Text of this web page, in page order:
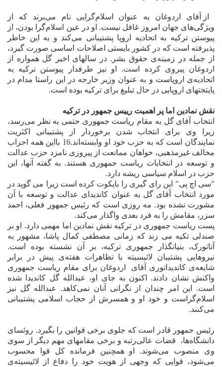
از آقای اردوغان به عنوان اسلام‌گرایی نام می‌برند که از
ویژگی‌های جهان امروز غافل نیست. او در عین اسلام‌گرا بودن، از
پیوستن ترکیه به اتحادیه‌ اروپا پشتیبانی می‌کند و به این خاطر
پذیرفته است که در کشور بایستی اصلاحات اساسی صورت گیرد،
از جمله در زمینه‌ی حقوق بشر. در سالهای اخیر گل همواره از
اردوغان پیروی کرده است. او نیز طرفدار پیوستن ترکیه به
اتحادیه‌ی اروپاست و به عنوان وزیر خارجه در این راستا مدام در
پایتختهای اروپایی در حال تبلیغ برای ترکیه بوده است.
نقش نمادین اما پر اهمیت رییس جمهور در ترکیه
انتخاب آقای گل به مقام ریاست جمهوری حتمی به نظر می‌رسد،
زیرا وی برای انتخاب شدن برخوردار از پشتیبانی اکثریت
نمایندگان است که به حزب خود او وابسته‌اند.16 بااین همه احزاب
مخالف غیرمذهبی، خواهان ممانعت از پیروزی نامزد حزب عدالت
و توسعه در انتخابات ریاست جمهوری هستند. به گفته آنها، این
حزب در اسلام سیاسی ریشه دارد.
"سی اچ پی" این رای گیری را بایکوت کرده است زیرا می گوید در
مورد انتخاب آقای گل به عنوان کاندیدای عدالت و توسعه با آن
مشورت نشده بود. مه روزی است که رئیس جمهور فعلی، احمد
سزر، مقامش را به فرد بعدی واگذار می‌کند.
پست ریاست جمهوری در ترکیه نقش نمادین اما مهمی دارد. او بر
صندلی تکیه می زند که زمانی مصطفی کمال پاشا، مشهور به
آتاتورک، بنیانگذار جمهوری ترکیه، بر آن نشسته بوده است.
نیروهایی پشتیبان لائیسیته با تظاهرات هفته‌ی پیش در برابر
شایعه‌ی کاندیداتوری آقای
اردوغان برای مقام ریاست جمهوری
واکنش نشان دادند. اکنون به جای او، عبدالله گل کاندیدا شده
است. این امر چندان از نگرانی آنان نمی‌کاهد. عبدالله گل نیز
اسلام‌گراست و خود او و همسرش از حجاب اسلامی پشتیبانی
می‌کنند.
رئیس جمهور قادر است که جلوی برخی قوانین را بگیرد. روئسای
دانشگاه‌ها،
قضات عالی‌رتبه و برخی مقامهای مهم دیگر از سوی
وی منصوب می‌شوند. او همچنین فرمانده‌ کل قوا محسوب
می‌شود، قوایی که وجهی از هویت خود را دفاع از لائیسیته‌ی